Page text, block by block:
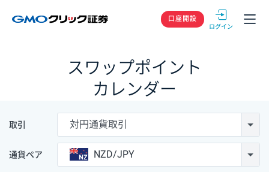
GMOクリック
口座開設
スワップポイント
カレンダー
取引 対円通貨取引
通貨ペア NZD/JPY